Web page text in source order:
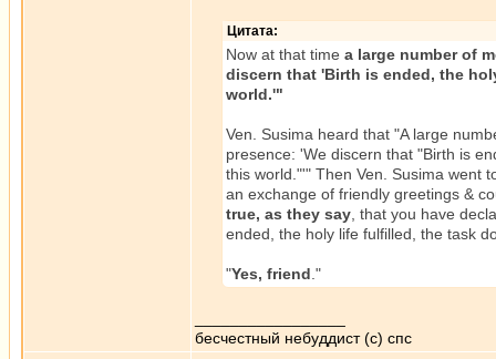
Цитата:
Now at that time a large number of
discern that 'Birth is ended, the
world.'"
Ven. Susima heard that "A large
presence: 'We discern that "Birth is
this world."'" Then Ven. Susima went
an exchange of friendly greetings &
true, as they say , that you have
ended, the holy life fulfilled, the task
"Yes, friend ."
бесчестный небуддист (с) спс